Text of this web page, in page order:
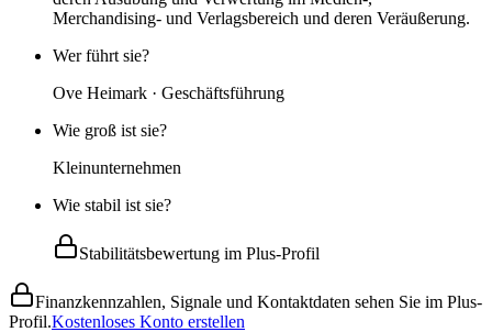
Merchandising- und Verlagsbereich und deren Veräußerung.
Wer führt sie?
Ove Heimark · Geschäftsführung
Wie groß ist sie?
Kleinunternehmen
Wie stabil ist sie?
Stabilitätsbewertung im Plus-Profil
Finanzkennzahlen, Signale und Kontaktdaten sehen Sie im Plus-
Profil.Kostenloses Konto erstellen